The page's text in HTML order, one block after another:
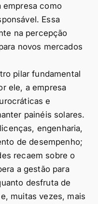
empresa como
Essa
na percepção
novos mercados
pilar fundamental
ele, a empresa
e
painéis solares.
engenharia,
de desempenho;
recaem sobre o
a gestão para
desfruta de
muitas vezes, mais